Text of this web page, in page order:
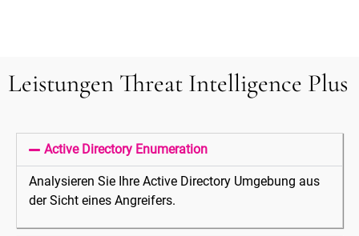
Leistungen Threat Intelligence Plus
Active Directory Enumeration
Analysieren Sie Ihre Active Directory Umgebung aus
der Sicht eines Angreifers.